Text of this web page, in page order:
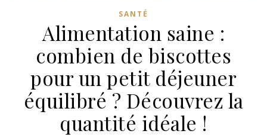
SANTÉ
Alimentation saine :
combien de biscottes
pour un petit déjeuner
équilibré ? Découvrez la
quantité idéale !